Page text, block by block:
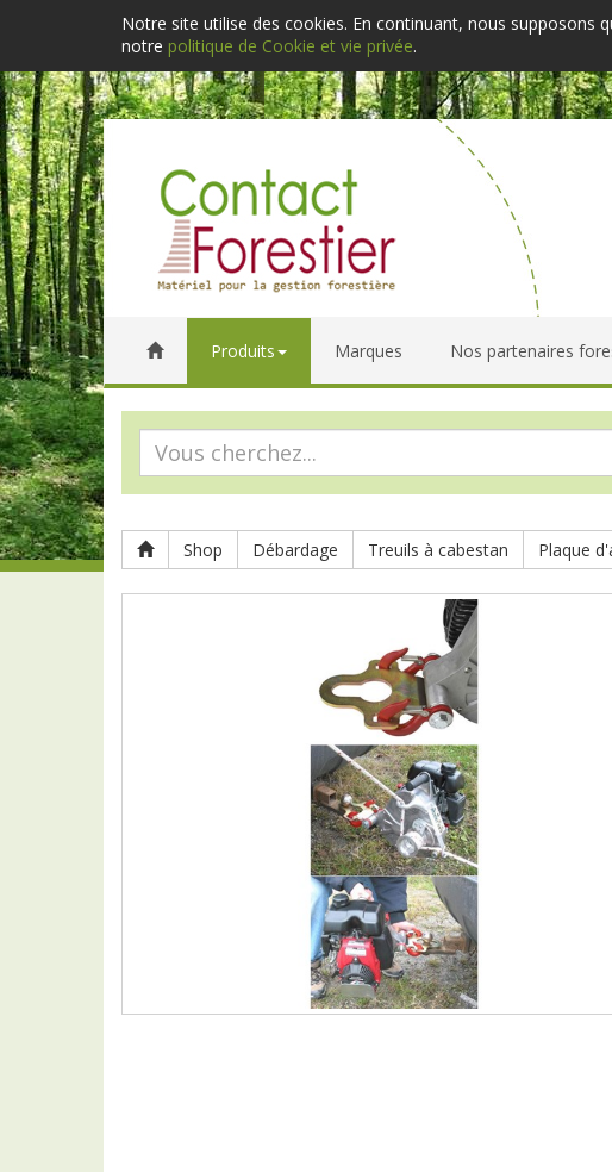
Notre site utilise des cookies. En continuant, nous supposons
notre politique de Cookie et vie privée.
Produits Marques Nos partenaires
Shop Débardage Treuils à cabestan Plaque